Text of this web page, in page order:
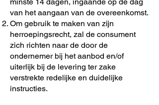
van het aangaan van de overeenkomst.
Om gebruik te maken van zijn
herroepingsrecht, zal de consument
zich richten naar de door de
ondernemer bij het aanbod en/of
uiterlijk bij de levering ter zake
verstrekte redelijke en duidelijke
instructies.